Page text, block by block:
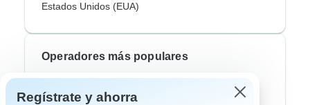
Estados Unidos (EUA)
Operadores más populares
Contiki
Regístrate y ahorra